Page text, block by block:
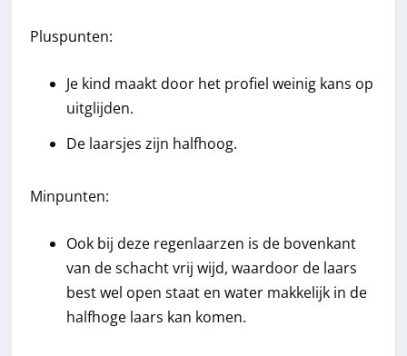
Pluspunten:
Je kind maakt door het profiel weinig kans op
uitglijden.
De laarsjes zijn halfhoog.
Minpunten:
Ook bij deze regenlaarzen is de bovenkant
van de schacht vrij wijd, waardoor de laars
best wel open staat en water makkelijk in de
halfhoge laars kan komen.